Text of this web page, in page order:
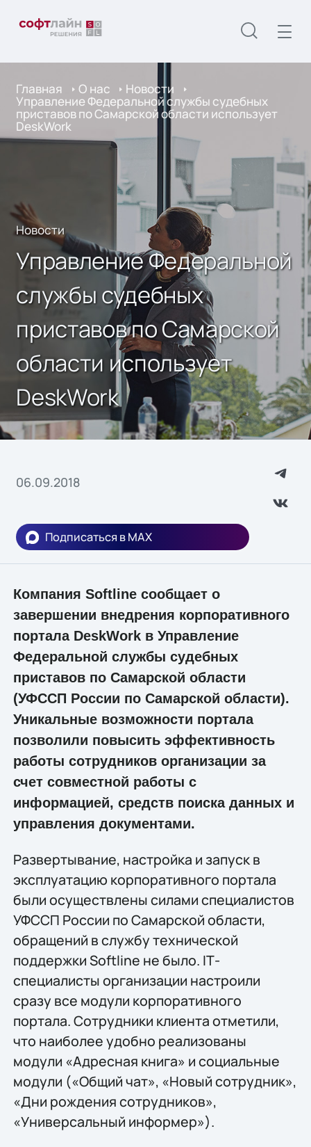
Главная О нас Новости
Управление Федеральной службы судебных
приставов по Самарской области использует
DeskWork
Новости
Управление Федеральной
службы судебных
приставов по Самарской
области использует
DeskWork
06.09.2018
Подписаться в MAX
Компания Softline сообщает о
завершении внедрения корпоративного
портала DeskWork в Управление
Федеральной службы судебных
приставов по Самарской области
(УФССП России по Самарской области).
Уникальные возможности портала
позволили повысить эффективность
работы сотрудников организации за
счет совместной работы с
информацией, средств поиска данных и
управления документами.
Развертывание, настройка и запуск в
эксплуатацию корпоративного портала
были осуществлены силами специалистов
УФССП России по Самарской области,
обращений в службу технической
поддержки Softline не было. IТ-
специалисты организации настроили
сразу все модули корпоративного
портала. Сотрудники клиента отметили,
что наиболее удобно реализованы
модули «Адресная книга» и социальные
модули («Общий чат», «Новый сотрудник»,
«Дни рождения сотрудников»,
«Универсальный информер»).